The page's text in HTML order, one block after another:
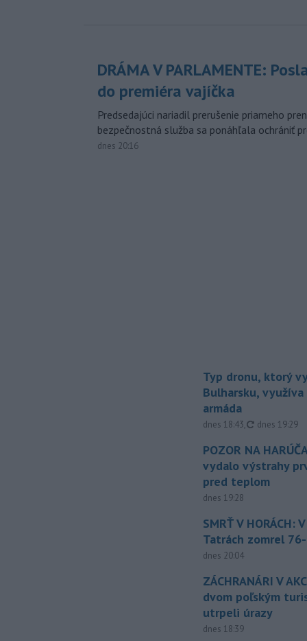
DRÁMA V PARLAMENTE:
do premiéra vajíčka
Predsedajúci nariadil prerušenie priameho
bezpečnostná služba sa ponáhľala ochrániť
dnes 20:16
Typ dronu, ktorý
Bulharsku,
armáda
dnes 18:43, aktualizované
dnes 19:29
POZOR NA
vydalo výstrahy
pred teplom
dnes 19:28
SMRŤ V HORÁCH:
Tatrách zomrel
dnes 20:04
ZÁCHRANÁRI V
dvom poľským
utrpeli úrazy
dnes 18:39